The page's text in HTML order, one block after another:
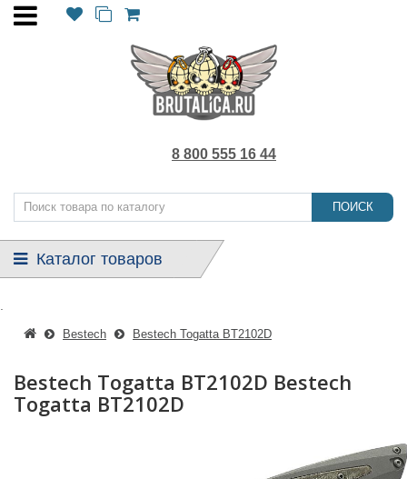
8 800 555 16 44
ПОИСК
Каталог товаров
Bestech Bestech Togatta BT2102D
Bestech Togatta BT2102D Bestech
Togatta BT2102D